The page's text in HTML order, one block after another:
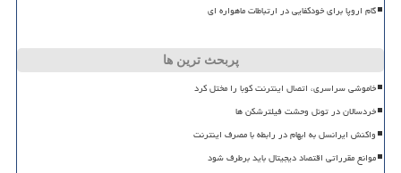
گام اروپا برای خودکفایی در ارتباطات ماهواره ای
پربحث ترین ها
خاموشی سراسری، اتصال اینترنت کوبا را مختل کرد
خردسالان در تونل وحشت فیلترشکن ها
واکنش ایرانسل به ابهام در رابطه با مصرف اینترنت
موانع مقرراتی اقتصاد دیجیتال باید برطرف شود